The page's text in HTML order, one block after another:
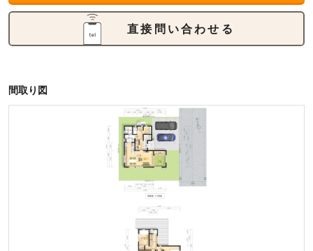
直接問い合わせる
間取り図